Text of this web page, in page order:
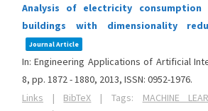
Analysis of electricity
buildings with dimensionality
Journal Article
In:Engineering Applications of Artificial
8, pp. 1872 - 1880, 2013, ISSN: 0952-1976.
Links | BibTeX | Tags: MACHINE